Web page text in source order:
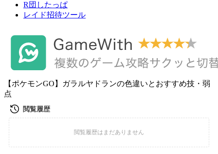
R団したっぱ
レイド招待ツール
【ポケモンGO】ガラルヤドランの色違いとおすすめ技・弱
点